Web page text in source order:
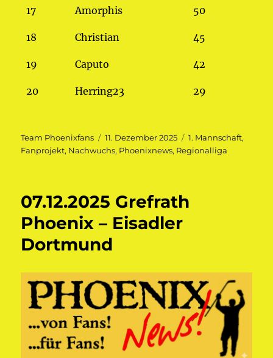
17 Amorphis 50
18 Christian 45
19 Caputo 42
20 Herring23 29
Autor
Team Phoenixfans
Veröffentlicht
am
11. Dezember 2025 Kategorien
1. Mannschaft,
Fanprojekt, Nachwuchs, Phoenixnews, Regionalliga
07.12.2025 Grefrath
Phoenix – Eisadler
Dortmund